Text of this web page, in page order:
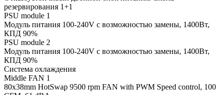
резервирования 1+1
PSU module 1
Модуль питания 100-240V с возможностью замены, 1400Вт,
КПД 90%
PSU module 2
Модуль питания 100-240V с возможностью замены, 1400Вт,
КПД 90%
Система охлаждения
Middle FAN 1
80х38mm HotSwap 9500 rpm FAN with PWM Speed control, 100